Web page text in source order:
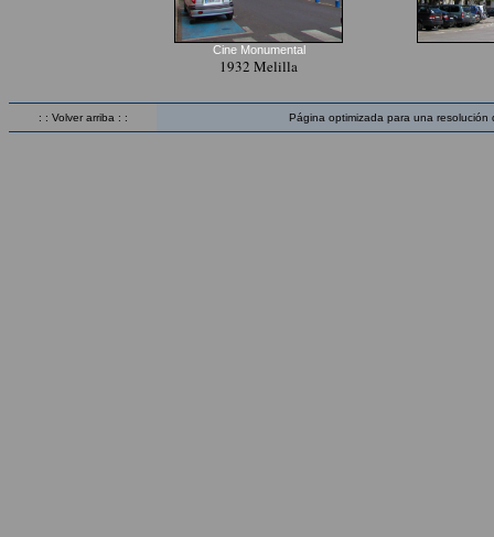
Cine Monumental
1932 Melilla
: : Volver arriba : : Página optimizada para una